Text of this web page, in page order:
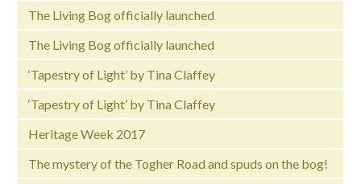
The Living Bog officially launched
The Living Bog officially launched
‘Tapestry of Light’ by Tina Claffey
‘Tapestry of Light’ by Tina Claffey
Heritage Week 2017
The mystery of the Togher Road and spuds on the bog!